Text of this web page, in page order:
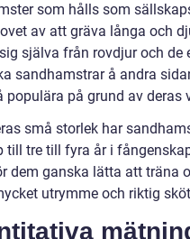
som hålls som
av att gräva långa och
själva från rovdjur och de
sandhamstrar å andra
populära på grund av deras
små storlek har
till tre till fyra år i
dem ganska lätta att träna
utrymme och riktig